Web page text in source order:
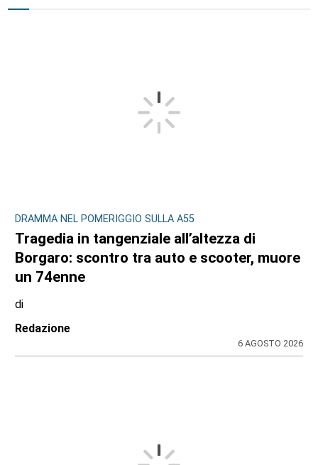
DRAMMA NEL POMERIGGIO SULLA A55
Tragedia in tangenziale all’altezza di
Borgaro: scontro tra auto e scooter, muore
un 74enne
di
Redazione
6 AGOSTO 2026